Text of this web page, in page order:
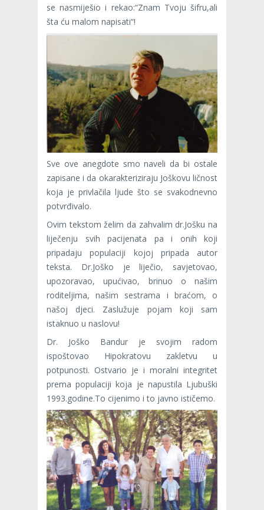
se nasmiješio i rekao:“Znam Tvoju šifru,ali
šta ću malom napisati“!
Sve ove anegdote smo naveli da bi ostale
zapisane i da okarakteriziraju Joškovu ličnost
koja je privlačila ljude što se svakodnevno
potvrđivalo.
Ovim tekstom želim da zahvalim dr.Jošku na
liječenju svih pacijenata pa i onih koji
pripadaju populaciji kojoj pripada autor
teksta. Dr.Joško je liječio, savjetovao,
upozoravao, upućivao, brinuo o našim
roditeljima, našim sestrama i braćom, o
našoj djeci. Zaslužuje pojam koji sam
istaknuo u naslovu!
Dr. Joško Bandur je svojim radom
ispoštovao Hipokratovu zakletvu u
potpunosti. Ostvario je i moralni integritet
prema populaciji koja je napustila Ljubuški
1993.godine.To cijenimo i to javno ističemo.